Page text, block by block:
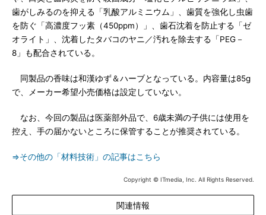
歯がしみるのを抑える「乳酸アルミニウム」、歯質を強化し虫歯
を防ぐ「高濃度フッ素（450ppm）」、歯石沈着を防止する「ゼ
オライト」、沈着したタバコのヤニ／汚れを除去する「PEG－
8」も配合されている。
同製品の香味は和漢ゆず＆ハーブとなっている。内容量は85g
で、メーカー希望小売価格は設定していない。
なお、今回の製品は医薬部外品で、6歳未満の子供には使用を
控え、手の届かないところに保管することが推奨されている。
⇒その他の「材料技術」の記事はこちら
Copyright © ITmedia, Inc. All Rights Reserved.
関連情報